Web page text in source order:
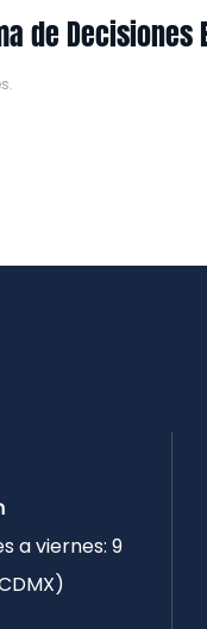
de Decisiones
.
a viernes: 9